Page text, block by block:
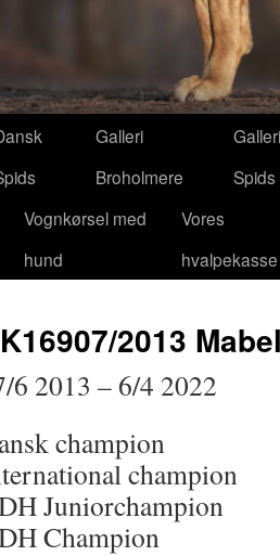
Galleri
Broholmere
Spids
Vognkørsel med
hund
Vores
hvalpekasse
2013
6 2013 – 6/4 2022
champion
champion
Juniorchampion
Champion